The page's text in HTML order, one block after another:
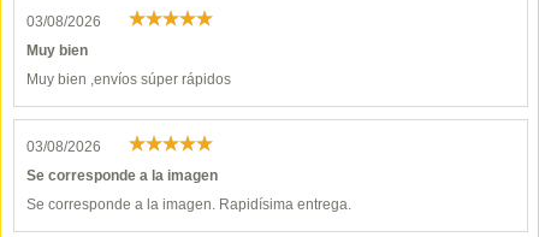
03/08/2026
Muy bien
Muy bien ,envíos súper rápidos
03/08/2026
Se corresponde a la imagen
Se corresponde a la imagen. Rapidísima entrega.